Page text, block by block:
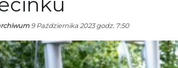
9 Października 2023 godz. 7:50